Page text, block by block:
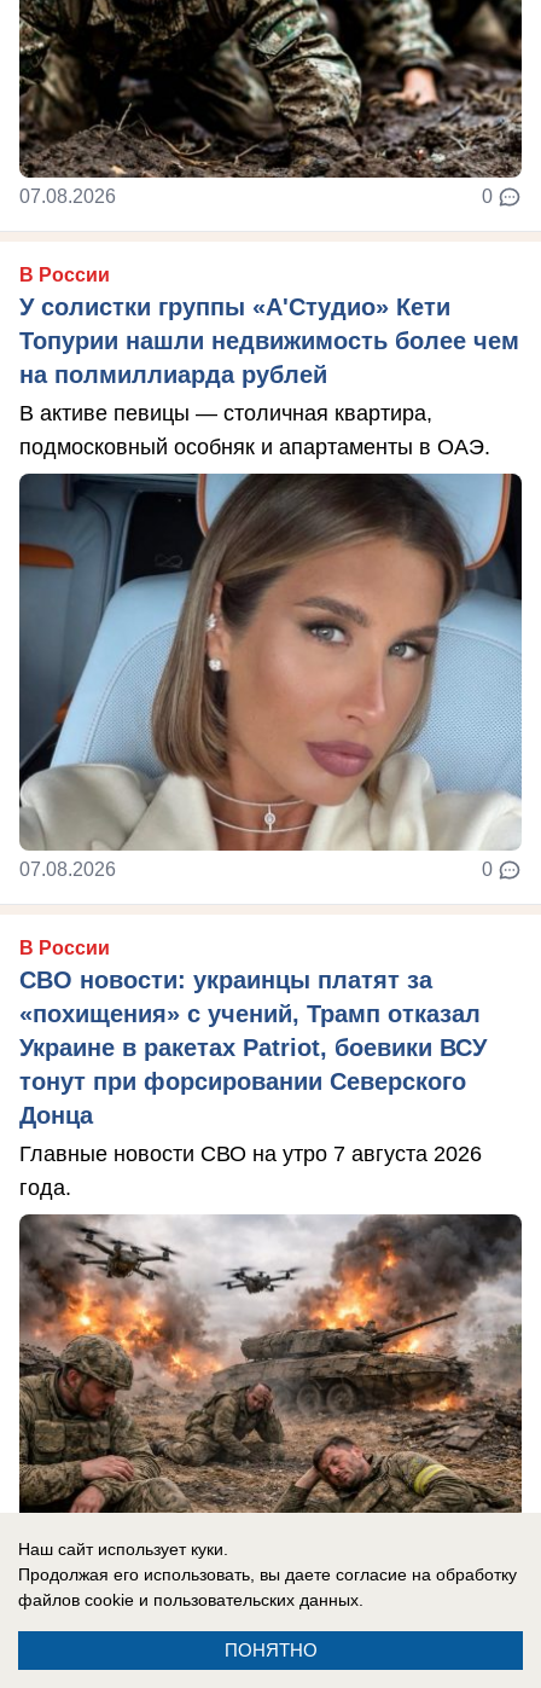
07.08.2026 0
В России
У солистки группы «А'Студио» Кети
Топурии нашли недвижимость более чем
на полмиллиарда рублей
В активе певицы — столичная квартира,
подмосковный особняк и апартаменты в ОАЭ.
07.08.2026 0
В России
СВО новости: украинцы платят за
«похищения» с учений, Трамп отказал
Украине в ракетах Patriot, боевики ВСУ
тонут при форсировании Северского
Донца
Главные новости СВО на утро 7 августа 2026
года.
07.08.2026
Наш сайт использует куки.
Продолжая его использовать, вы даете согласие на обработку
файлов cookie и пользовательских данных.
ПОНЯТНО